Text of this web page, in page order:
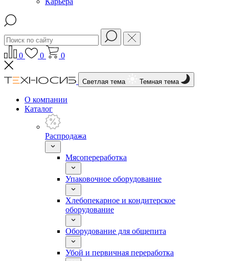
0 0 0
Светлая тема Темная тема
О компании
Каталог
Распродажа
Мясопереработка
Упаковочное оборудование
Хлебопекарное и кондитерское
оборудование
Оборудование для общепита
Убой и первичная переработка